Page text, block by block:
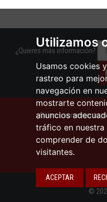
Utilizamos
Usamos cookies
rastreo para
navegación en
mostrarte
anuncios
tráfico en
comprender de
visitantes.
ACEPTAR
¿Quieres más información?
¿Quieres aumentar tu
©